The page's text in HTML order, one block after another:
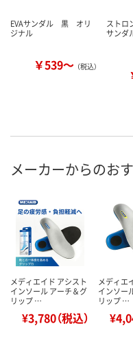
EVAサンダル 黒 オリ
ジナル
￥539～ （税込）
ストロ
サンダ
メーカーからのお
メディエイド アシスト
インソール アーチ＆グ
リップ …
¥3,780（税込）
メディエ
インソー
リップ …